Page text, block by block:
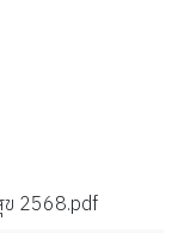
ข 2568.pdf